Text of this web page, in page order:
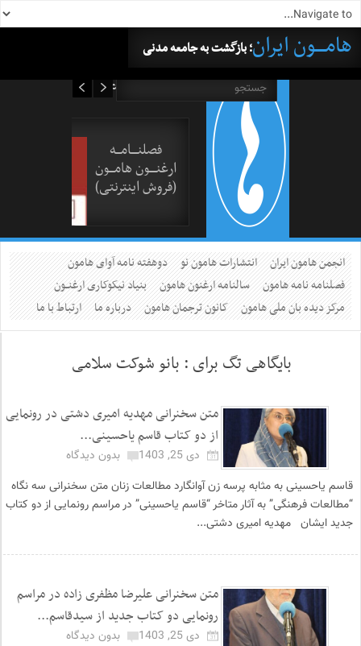
هامــــون ایران؛ بازگشت به جامعه مدنی
فصلنــــامـــه
ارغنــــون هامـــون
(فروش اینترنتی)
انجمن هامون ایران انتشارات هامون نو
دوهفته نامه آوای هامون
فصلنامه نامه هامون
سالنامه ارغنون هامون
بنیاد نیکوکاری ارغنــون
مرکز دیده بان ملی هامون
کانون ترجمان هامون درباره ما ارتباط با ما
بایگاهی تگ برای : بانو شوکت سلامی
متن سخنرانی مهدیه امیری دشتی در رونمایی
از دو کتاب قاسم یاحسینی...
دی 25, 1403
بدون دیدگاه
قاسم یاحسینی به مثابه پرسه زن آوانگارد مطالعات زنان متن سخنرانی سه نگاه
“مطالعات فرهنگی” به آثار متاخر “قاسم یاحسینی” در مراسم رونمایی از دو کتاب
جدید ایشان مهدیه امیری دشتی...
متن سخنرانی علیرضا مظفری زاده در مراسم
رونمایی دو کتاب جدید از سیدقاسم...
دی 25, 1403
بدون دیدگاه